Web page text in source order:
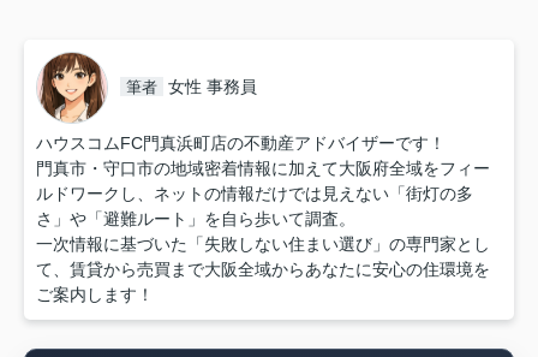
筆者 女性 事務員
ハウスコムFC門真浜町店の不動産アドバイザーです！
門真市・守口市の地域密着情報に加えて大阪府全域をフィー
ルドワークし、ネットの情報だけでは見えない「街灯の多
さ」や「避難ルート」を自ら歩いて調査。
一次情報に基づいた「失敗しない住まい選び」の専門家とし
て、賃貸から売買まで大阪全域からあなたに安心の住環境を
ご案内します！